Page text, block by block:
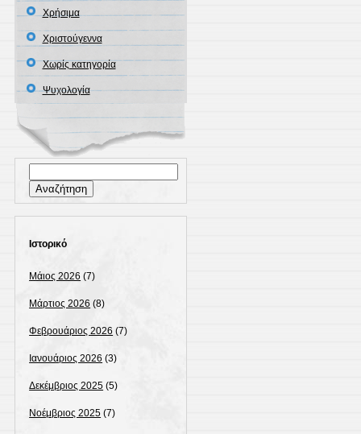
Χρήσιμα
Χριστούγεννα
Χωρίς κατηγορία
Ψυχολογία
για:
Ιστορικό
Μάιος 2026 (7)
Μάρτιος 2026 (8)
Φεβρουάριος 2026 (7)
Ιανουάριος 2026 (3)
Δεκέμβριος 2025 (5)
Νοέμβριος 2025 (7)